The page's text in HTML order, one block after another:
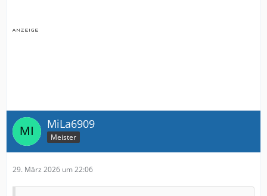
MiLa6909
Meister
29. März 2026 um 22:06